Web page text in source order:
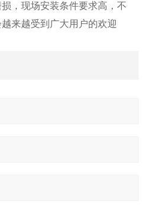
，现场安装条件要求高，不
来越受到广大用户的欢迎